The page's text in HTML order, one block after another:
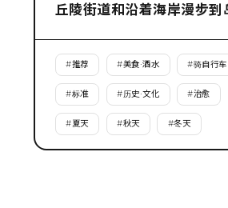
丘陵街道和沿着海岸漫步到
#推荐 #美食·酒水 #骑自行车
#标准 #历史·文化 #治愈
#夏天 #秋天 #冬天